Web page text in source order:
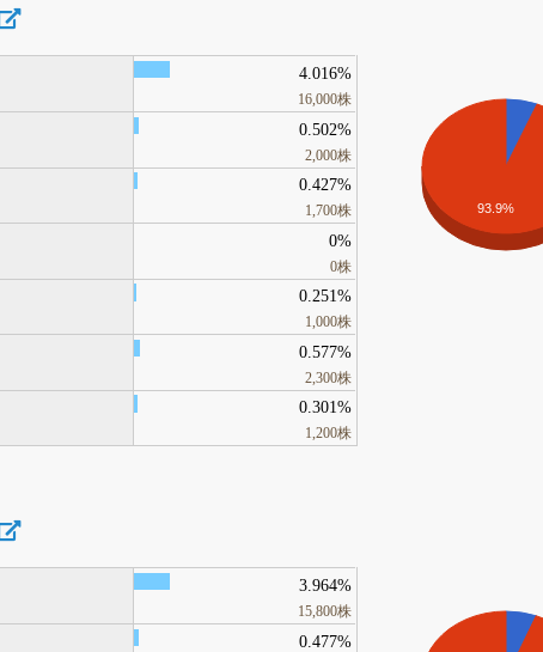
4.016%
16,000株
0.502%
2,000株
0.427%
1,700株
0%
0株
0.251%
1,000株
0.577%
2,300株
0.301%
1,200株
93.9%
3.964%
15,800株
0.477%